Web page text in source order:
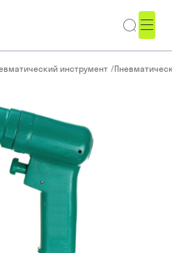
инструмент /